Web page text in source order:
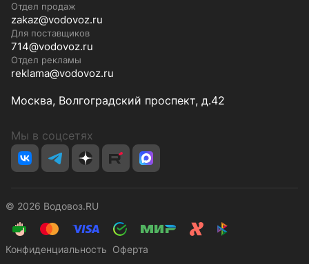
Отдел продаж
zakaz@vodovoz.ru
Для поставщиков
714@vodovoz.ru
Отдел рекламы
reklama@vodovoz.ru
Москва, Волгоградский проспект, д.42
Мы в соцсетях
© 2026 Водовоз.RU
Конфиденциальность Оферта